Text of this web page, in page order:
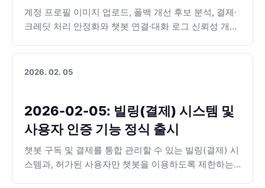
계정 프로필 이미지 업로드, 폴백 개선 후보 분석, 결제·
크레딧 처리 안정화와 챗봇 연결·대화 로그 신뢰성 개선
2026. 02. 05
2026-02-05: 빌링(결제) 시스템 및
사용자 인증 기능 정식 출시
챗봇 구독 및 결제를 통합 관리할 수 있는 빌링(결제) 시
스템과, 허가된 사용자만 챗봇을 이용하도록 제한하는